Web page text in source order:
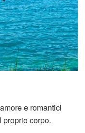
e romantici
corpo.